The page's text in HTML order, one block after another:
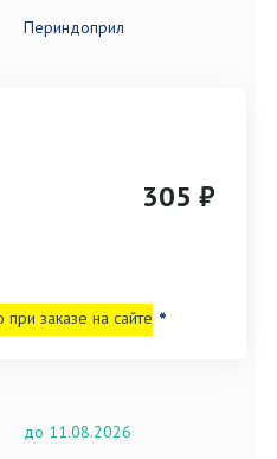
Периндоприл
305 ₽
заказе на сайте *
до 11.08.2026